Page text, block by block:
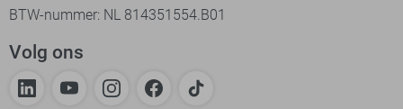
BTW-nummer: NL 814351554.B01
Volg ons